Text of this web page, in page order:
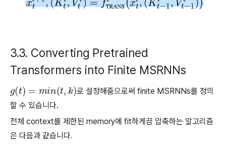
3.3. Converting Pretrained
Transformers into Finite MSRNNs
g(t) =min(t,k)
로 설정해줌으로써 finite MSRNNs를 정의
할 수 있습니다.
전체 context를 제한된 memory에 fit하게끔 압축하는 알고리즘
은 다음과 같습니다.